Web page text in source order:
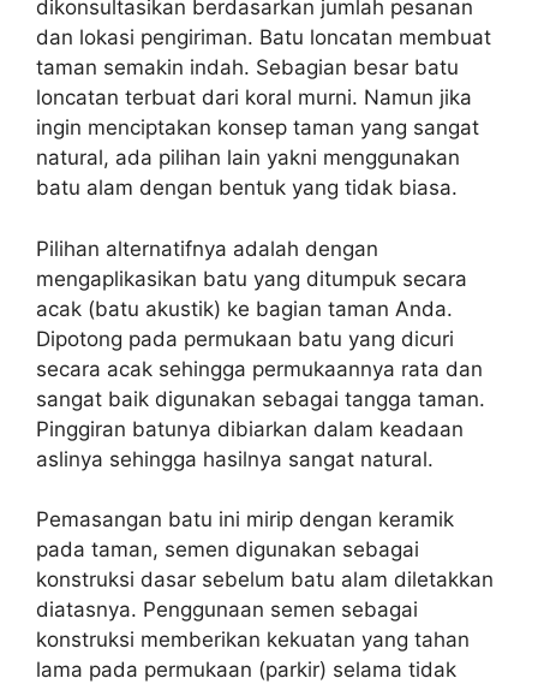
dikonsultasikan berdasarkan jumlah pesanan
dan lokasi pengiriman. Batu loncatan membuat
taman semakin indah. Sebagian besar batu
loncatan terbuat dari koral murni. Namun jika
ingin menciptakan konsep taman yang sangat
natural, ada pilihan lain yakni menggunakan
batu alam dengan bentuk yang tidak biasa.
Pilihan alternatifnya adalah dengan
mengaplikasikan batu yang ditumpuk secara
acak (batu akustik) ke bagian taman Anda.
Dipotong pada permukaan batu yang dicuri
secara acak sehingga permukaannya rata dan
sangat baik digunakan sebagai tangga taman.
Pinggiran batunya dibiarkan dalam keadaan
aslinya sehingga hasilnya sangat natural.
Pemasangan batu ini mirip dengan keramik
pada taman, semen digunakan sebagai
konstruksi dasar sebelum batu alam diletakkan
diatasnya. Penggunaan semen sebagai
konstruksi memberikan kekuatan yang tahan
lama pada permukaan (parkir) selama tidak